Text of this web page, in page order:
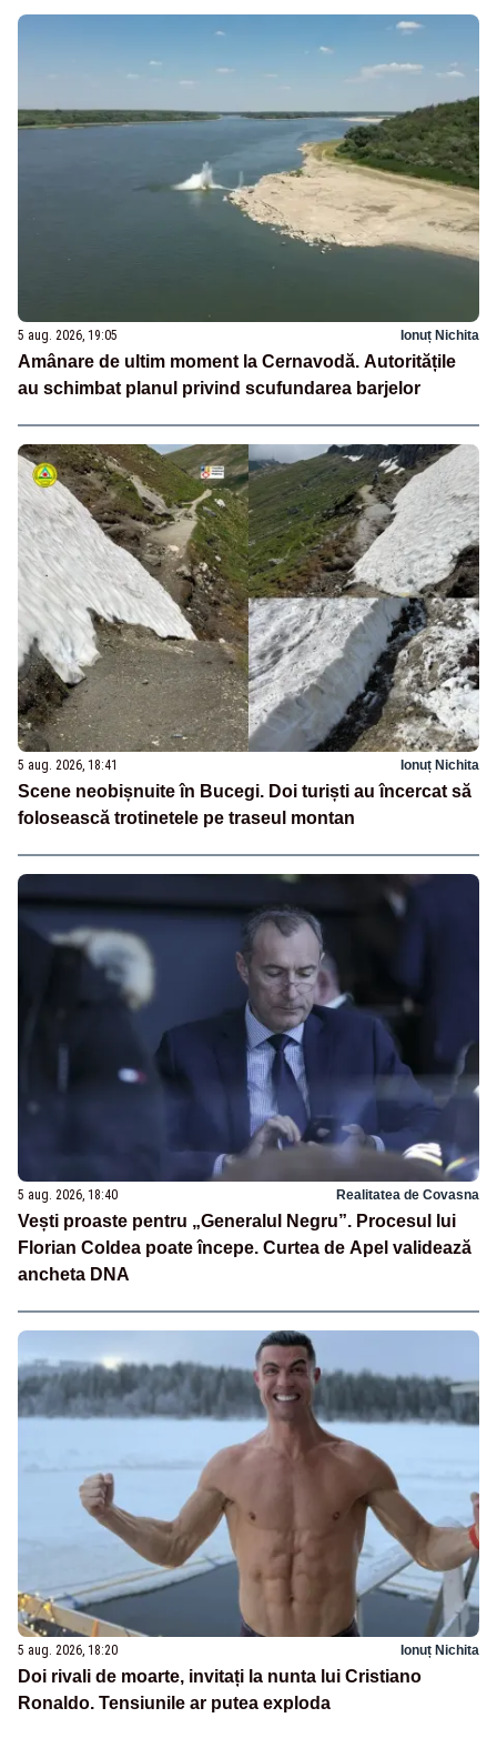
5 aug. 2026, 19:05 Ionuț Nichita
Amânare de ultim moment la Cernavodă. Autoritățile
au schimbat planul privind scufundarea barjelor
5 aug. 2026, 18:41 Ionuț Nichita
Scene neobișnuite în Bucegi. Doi turiști au încercat să
folosească trotinetele pe traseul montan
5 aug. 2026, 18:40 Realitatea de Covasna
Vești proaste pentru „Generalul Negru”. Procesul lui
Florian Coldea poate începe. Curtea de Apel validează
ancheta DNA
5 aug. 2026, 18:20 Ionuț Nichita
Doi rivali de moarte, invitați la nunta lui Cristiano
Ronaldo. Tensiunile ar putea exploda